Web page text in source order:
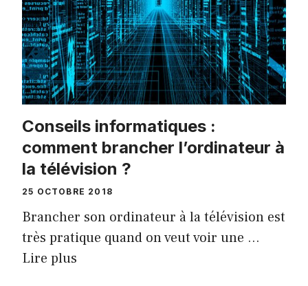
Conseils informatiques :
comment brancher l’ordinateur à
la télévision ?
25 OCTOBRE 2018
Brancher son ordinateur à la télévision est
très pratique quand on veut voir une …
Lire plus